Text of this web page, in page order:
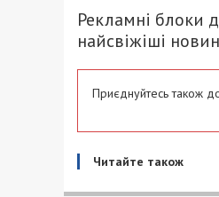
Рекламні блоки
найсвіжіші
Приєднуйтесь також
Читайте також